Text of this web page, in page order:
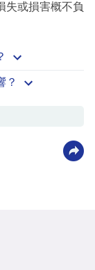
失或損害概不負
？